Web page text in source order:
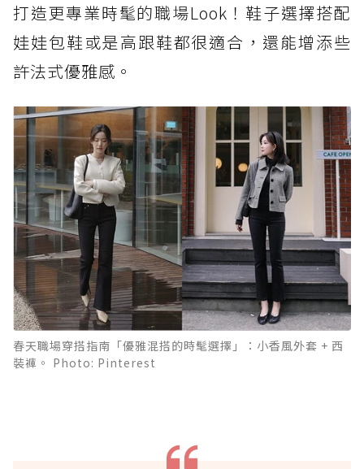
打造更專業時髦的職場Look！鞋子選擇搭配
娃娃包鞋或是高跟鞋都很適合，還能增添些
許法式優雅感。
春天職場穿搭指南「優雅混搭的時髦選擇」：小香風外套 + 西
裝褲。 Photo: Pinterest